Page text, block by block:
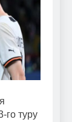
го туру